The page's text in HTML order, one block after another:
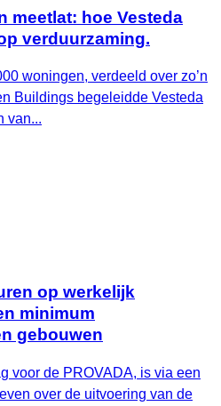
meetlat: hoe Vesteda
verduurzaming.
woningen, verdeeld over zo’n
Buildings begeleidde Vesteda
van...
op werkelijk
minimum
gebouwen
voor de PROVADA, is via een
over de uitvoering van de